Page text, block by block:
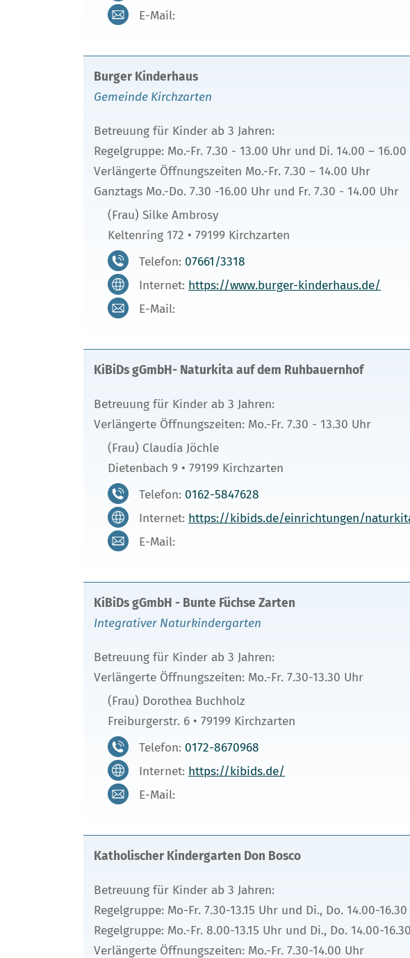
E-Mail:
Burger Kinderhaus
Gemeinde Kirchzarten
Betreuung für Kinder ab 3 Jahren:
Regelgruppe: Mo.-Fr. 7.30 - 13.00 Uhr und Di. 14.00 –
Verlängerte Öffnungszeiten Mo.-Fr. 7.30 – 14.00 Uhr
Ganztags Mo.-Do. 7.30 -16.00 Uhr und Fr. 7.30 - 14.00 Uhr
(Frau) Silke Ambrosy
Keltenring 172 • 79199 Kirchzarten
Telefon: 07661/3318
Internet: https://www.burger-kinderhaus.de/
E-Mail:
KiBiDs gGmbH- Naturkita auf dem Ruhbauernhof
Betreuung für Kinder ab 3 Jahren:
Verlängerte Öffnungszeiten: Mo.-Fr. 7.30 - 13.30 Uhr
(Frau) Claudia Jöchle
Dietenbach 9 • 79199 Kirchzarten
Telefon: 0162-5847628
Internet: https://kibids.de/einrichtungen/
E-Mail:
KiBiDs gGmbH - Bunte Füchse Zarten
Integrativer Naturkindergarten
Betreuung für Kinder ab 3 Jahren:
Verlängerte Öffnungszeiten: Mo.-Fr. 7.30-13.30 Uhr
(Frau) Dorothea Buchholz
Freiburgerstr. 6 • 79199 Kirchzarten
Telefon: 0172-8670968
Internet: https://kibids.de/
E-Mail:
Katholischer Kindergarten Don Bosco
Betreuung für Kinder ab 3 Jahren:
Regelgruppe: Mo-Fr. 7.30-13.15 Uhr und Di., Do. 14.00-
Regelgruppe: Mo.-Fr. 8.00-13.15 Uhr und Di., Do. 14.00-
Verlängerte Öffnungszeiten: Mo.-Fr. 7.30-14.00 Uhr